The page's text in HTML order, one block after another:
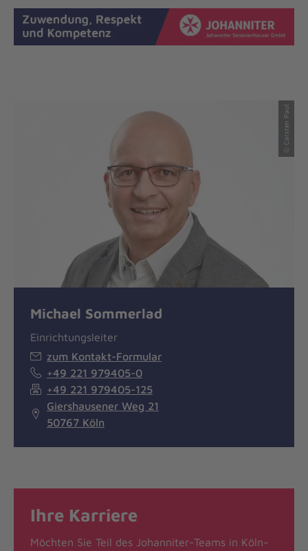
© Carsten Paul
Michael Sommerlad
Einrichtungsleiter
zum Kontakt-Formular
+49 221 979405-0
+49 221 979405-125
Giershausener Weg 21
50767 Köln
Ihre Karriere
Möchten Sie Teil des Johanniter-Teams in Köln-